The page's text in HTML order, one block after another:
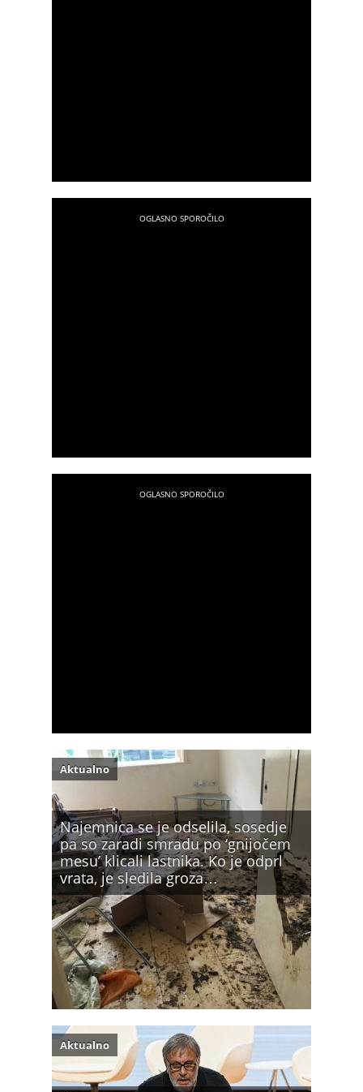
Najemnica se je odselila, sosedje
pa so zaradi smradu po ‘gnijočem
mesu’ klicali lastnika. Ko je odprl
vrata, je sledila groza…
Aktualno
Aktualno